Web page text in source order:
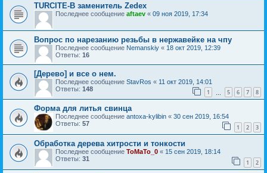
TURCITE-B заменитель Zedex
Последнее сообщение aftaev « 09 ноя 2019, 17:34
Вопрос по нарезанию резьбы в нержавейке на чпу
Последнее сообщение Nemanskiy « 18 окт 2019, 12:39
Ответы: 16
[Дерево] и все о нем.
Последнее сообщение StavRos « 11 окт 2019, 14:01
Ответы: 148 1 5 6 7 8
Форма для литья свинца
Последнее сообщение antoxa-kylibin « 30 сен 2019, 16:54
Ответы: 57 1 2 3
Обработка дерева хитрости и тонкости
Последнее сообщение ToMaTo_0 « 15 сен 2019, 18:14
Ответы: 31 1 2